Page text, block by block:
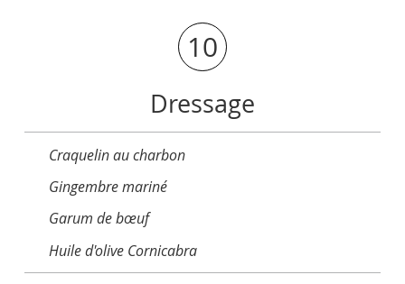
10
Dressage
Craquelin au charbon
Gingembre mariné
Garum de bœuf
Huile d'olive Cornicabra